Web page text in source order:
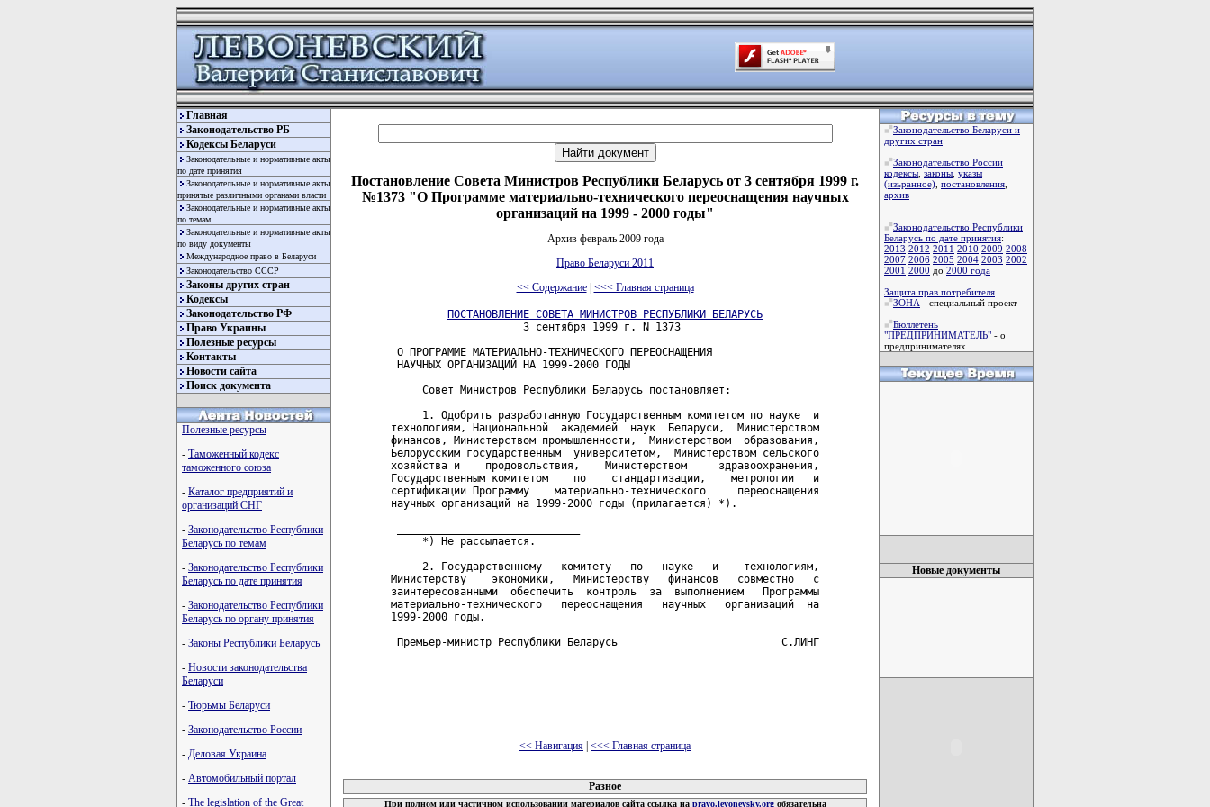
Главная
Законодательство РБ
Кодексы Беларуси
Законодательные и нормативные акты
по дате принятия
Законодательные и нормативные акты
принятые различными органами власти
Законодательные и нормативные акты
по темам
Законодательные и нормативные акты
по виду документы
Международное право в Беларуси
Законодательство СССР
Законы других стран
Кодексы
Законодательство РФ
Право Украины
Полезные ресурсы
Контакты
Новости сайта
Поиск документа
Полезные ресурсы
- Таможенный кодекс
таможенного союза
- Каталог предприятий и
организаций СНГ
- Законодательство Республики
Беларусь по темам
- Законодательство Республики
Беларусь по дате принятия
- Законодательство Республики
Беларусь по органу принятия
- Законы Республики Беларусь
- Новости законодательства
Беларуси
- Тюрьмы Беларуси
- Законодательство России
- Деловая Украина
- Автомобильный портал
- The legislation of the Great
Постановление Совета Министров Республики Беларусь от 3 сентября 1999 г.
№1373 "О Программе материально-технического переоснащения научных
организаций на 1999 - 2000 годы"
Архив февраль 2009 года
Право Беларуси 2011
<< Содержание| <<< Главная страница
ПОСТАНОВЛЕНИЕ СОВЕТА МИНИСТРОВ РЕСПУБЛИКИ БЕЛАРУСЬ
                     3 сентября 1999 г. N 1373
О ПРОГРАММЕ МАТЕРИАЛЬНО-ТЕХНИЧЕСКОГО ПЕРЕОСНАЩЕНИЯ
НАУЧНЫХ ОРГАНИЗАЦИЙ НА 1999-2000 ГОДЫ
     Совет Министров Республики Беларусь постановляет:
     1. Одобрить разработанную Государственным комитетом по науке  и
технологиям, Национальной  академией  наук  Беларуси,  Министерством
финансов, Министерством промышленности,  Министерством  образования,
Белорусским государственным  университетом,  Министерством сельского
хозяйства и    продовольствия,    Министерством     здравоохранения,
Государственным комитетом    по    стандартизации,    метрологии   и
сертификации Программу    материально-технического     переоснащения
научных организаций на 1999-2000 годы (прилагается) *).
     *) Не рассылается.
     2. Государственному   комитету   по   науке   и    технологиям,
Министерству    экономики,   Министерству   финансов   совместно   с
заинтересованными  обеспечить  контроль  за  выполнением   Программы
материально-технического   переоснащения   научных   организаций  на
1999-2000 годы.
Премьер-министр Республики Беларусь                          С.ЛИНГ
<< Навигация <<< Главная страница
Разное
При полном или частичном использовании материалов сайта ссылка наpravo.levonevsky.orgобязательна
Законодательство Беларуси и
других стран
Законодательство России
кодексы законы указы
(изьранное) постановления
архив
Законодательство Республики
Беларусь по дате принятия:
2013 2012 2011 2010 2009 2008
2007 2006 2005 2004 2003 2002
2001 2000 до 2000 года
Защита прав потребителя
ЗОНА - специальный проект
Бюллетень
"ПРЕДПРИНИМАТЕЛЬ" - о
предпринимателях.
Новые документы